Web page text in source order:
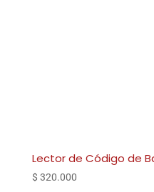
Lector de Código de
$ 320.000